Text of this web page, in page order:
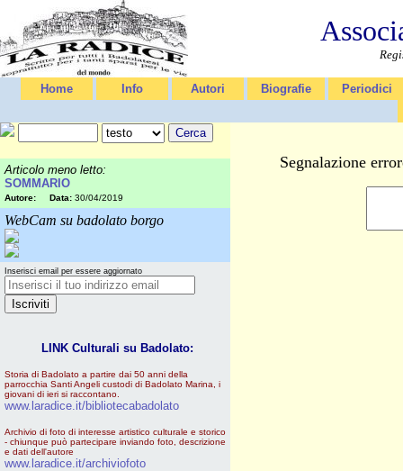
Home Info Autori Biografie Periodici
Articolo meno letto:
SOMMARIO
Autore: Data: 30/04/2019
WebCam su badolato borgo
Inserisci email per essere aggiornato
LINK Culturali su Badolato:
Storia di Badolato a partire dai 50 anni della
parrocchia Santi Angeli custodi di Badolato Marina, i
giovani di ieri si raccontano.
www.laradice.it/bibliotecabadolato
Archivio di foto di interesse artistico culturale e storico
- chiunque può partecipare inviando foto, descrizione
e dati dell'autore
www.laradice.it/archiviofoto
Segnalazione